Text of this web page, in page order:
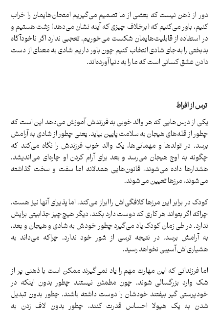
دور از ذهن نیست که بعضی از ما تصمیم می‌گیریم امتحان‌هایمان را خراب
کنیم، باور می‌کنیم که (برخلاف چیزی که آینه نشان می‌دهد) زشت هستیم و
در استفاده از قابلیت‌هایمان شکست می‌خوریم. تعجبی ندارد اگر ناخودآگاه
بدبختی را به‌جای شادی انتخاب کنیم چون باور داریم شادی به معنای از دست‌
دادن عشق کسانی است که ما را به دنیا آورده‌اند.
ترس از افراط
یکی از درس‌هایی که هر والد خوبی به فرزندش آموزش می‌دهد این است که
چطور از قله‌های هیجان به سلامت پایین بیاید. یعنی چطور از شادی به آرامش
برسد. در تولدها و مهمانی‌ها، یک والد خوب فرزندش را نگاه می‌کند که
چگونه به اوج هیجان می‌رسد و بعد برای آرام کردن او چاره‌ای می‌اندیشد.
هشدارها داده می‌شوند، قانون‌هایی همدلانه اما سفت و سخت گذاشته
می‌شوند، مرزها تعیین می‌شوند.
کودک در برابر این مرزها کلافگی‌اش را ابراز می‌کند، اما پذیرای آنها نیز هست.
چراکه اگر بتواند هر کاری که دوست دارد بکند، دیگر هیچ‌چیز جذابیتی برایش
ندارد. در طی زمان کودک یاد می‌گیرد چطور خودش به شادی و هیجان و بعد،
به آرامش برسد. در نتیجه ترسی از شور خود ندارد. چراکه می‌داند به
هشیاری‌اش آسیبی نخواهد رسید.
اما فرزندانی که این مهارت مهم را یاد نمی‌گیرند ممکن است با ذهنی پر از
شک وارد بزرگسالی شوند. چون مطمئن نیستند چطور بدون اینکه در
خودپرستی گیر بیفتند خودشان را دوست داشته باشند، چطور بدون تبدیل
شدن به یک هیولا احساس قدرت کنند، چطور بدون لاف زدن به